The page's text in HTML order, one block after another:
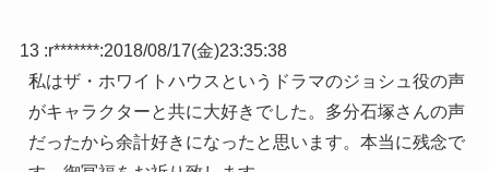
13 :r*******:2018/08/17(金)23:35:38
私はザ・ホワイトハウスというドラマのジョシュ役の声
がキャラクターと共に大好きでした。多分石塚さんの声
だったから余計好きになったと思います。本当に残念で